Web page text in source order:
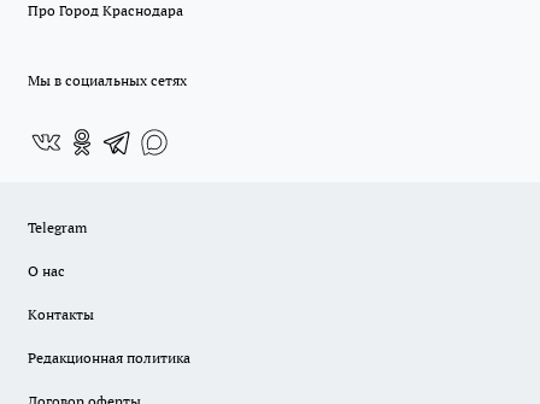
Про Город Краснодара
Мы в социальных сетях
Telegram
О нас
Контакты
Редакционная политика